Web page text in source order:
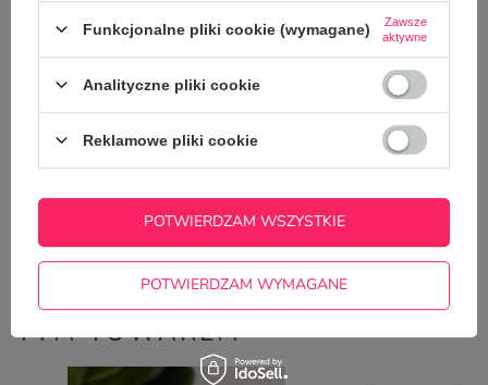
Potrzebujesz pomocy? Masz pytania?
niezwłocznie, najciekawsze pytania i
odpowiedzi publikując dla innych.
ZADAJ PYTANIE
NAJCZĘŚCIEJ KUPOWANE Z
TYM TOWAREM
Funkcjonalne pliki cookie (wymagane)
Zawsze
aktywne
Analityczne pliki cookie
Reklamowe pliki cookie
POTWIERDZAM WYMAGANE
POTWIERDZAM WSZYSTKIE